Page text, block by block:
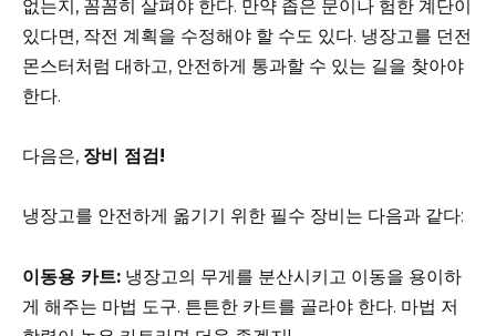
없는지, 꼼꼼히 살펴야 한다. 만약 좁은 문이나 험한 계단이
있다면, 작전 계획을 수정해야 할 수도 있다. 냉장고를 던전
몬스터처럼 대하고, 안전하게 통과할 수 있는 길을 찾아야
한다.
다음은, 장비 점검!
냉장고를 안전하게 옮기기 위한 필수 장비는 다음과 같다:
이동용 카트: 냉장고의 무게를 분산시키고 이동을 용이하
게 해주는 마법 도구. 튼튼한 카트를 골라야 한다. 마법 저